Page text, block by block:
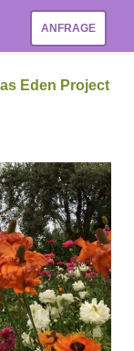
ANFRAGE
Eden Project